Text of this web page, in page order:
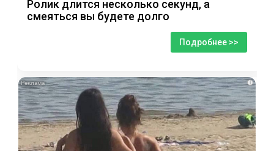
Ролик длится несколько секунд, а
смеяться вы будете долго
Подробнее >>
i